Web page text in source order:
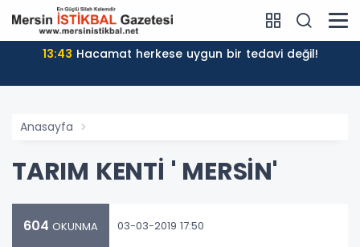
13:43 Hacamat herkese uygun bir tedavi değil!
Anasayfa
TARIM KENTİ ' MERSİN'
604 OKUNMA 03-03-2019 17:50